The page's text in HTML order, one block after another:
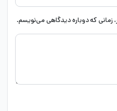
زمانی که دوباره دیدگاهی می‌نویسم.